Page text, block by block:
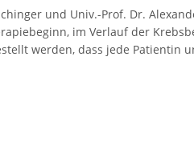
und Univ.-Prof. Dr.
im Verlauf der
werden, dass jede Patientin